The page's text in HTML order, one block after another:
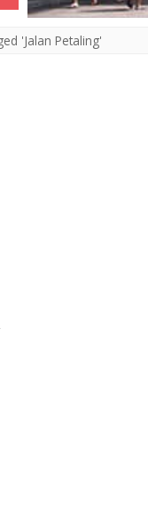
'Jalan Petaling'